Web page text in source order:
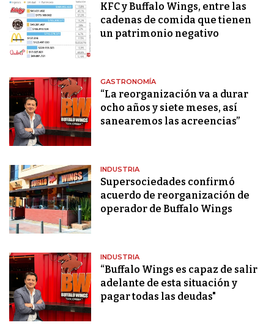
KFC y Buffalo Wings, entre las
cadenas de comida que tienen
un patrimonio negativo
GASTRONOMÍA
“La reorganización va a durar
ocho años y siete meses, así
sanearemos las acreencias”
INDUSTRIA
Supersociedades confirmó
acuerdo de reorganización de
operador de Buffalo Wings
INDUSTRIA
“Buffalo Wings es capaz de salir
adelante de esta situación y
pagar todas las deudas"